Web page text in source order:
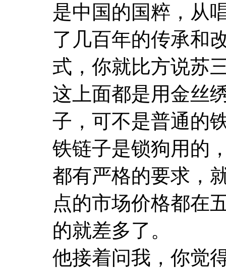
是中国的国粹，从
了几百年的传承和
式，你就比方说苏
这上面都是用金丝
子，可不是普通的
铁链子是锁狗用的
都有严格的要求，
点的市场价格都在
的就差多了。
他接着问我，你觉